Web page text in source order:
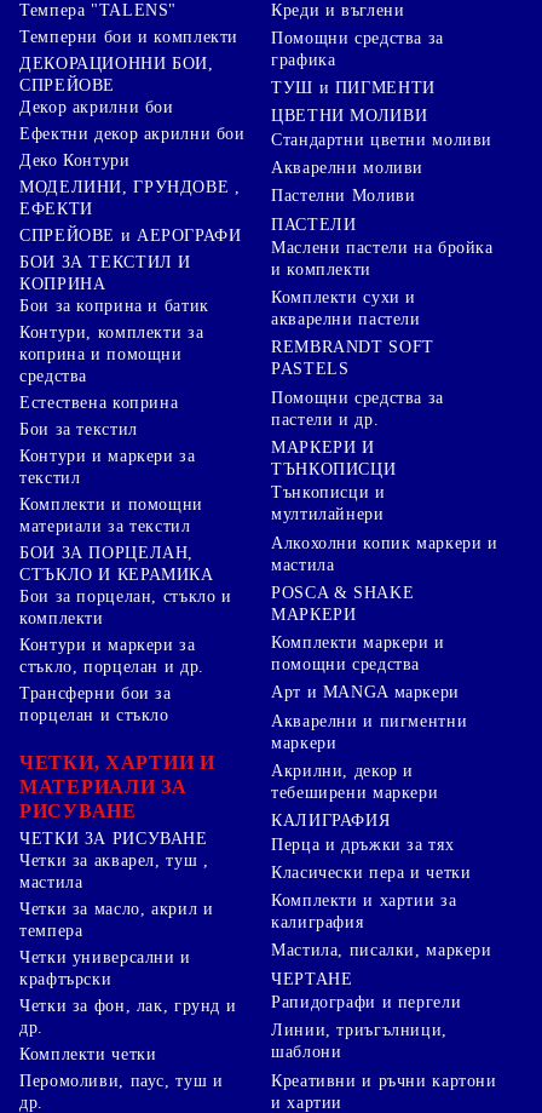
Темпера "TALENS"
Темперни бои и комплекти
ДЕКОРАЦИОННИ БОИ,
СПРЕЙОВЕ
Декор акрилни бои
Ефектни декор акрилни бои
Деко Контури
МОДЕЛИНИ, ГРУНДОВЕ ,
ЕФЕКТИ
СПРЕЙОВЕ и АЕРОГРАФИ
БОИ ЗА ТЕКСТИЛ И
КОПРИНА
Бои за коприна и батик
Контури, комплекти за
коприна и помощни
средства
Естествена коприна
Бои за текстил
Контури и маркери за
текстил
Комплекти и помощни
материали за текстил
БОИ ЗА ПОРЦЕЛАН,
СТЪКЛО И КЕРАМИКА
Бои за порцелан, стъкло и
комплекти
Контури и маркери за
стъкло, порцелан и др.
Трансферни бои за
порцелан и стъкло
ЧЕТКИ, ХАРТИИ И
МАТЕРИАЛИ ЗА
РИСУВАНЕ
ЧЕТКИ ЗА РИСУВАНЕ
Четки за акварел, туш ,
мастила
Четки за масло, акрил и
темпера
Четки универсални и
крафтърски
Четки за фон, лак, грунд и
др.
Комплекти четки
Креди и въглени
Помощни средства за
графика
ТУШ и ПИГМЕНТИ
ЦВЕТНИ МОЛИВИ
Стандартни цветни моливи
Акварелни моливи
Пастелни Моливи
ПАСТЕЛИ
Маслени пастели на бройка
и комплекти
Комплекти сухи и
акварелни пастели
REMBRANDT SOFT
PASTELS
Помощни средства за
пастели и др.
МАРКЕРИ И
ТЪНКОПИСЦИ
Тънкописци и
мултилайнери
Алкохолни копик маркери и
мастила
POSCA & SHAKE
МАРКЕРИ
Комплекти маркери и
помощни средства
Арт и MANGA маркери
Акварелни и пигментни
маркери
Акрилни, декор и
тебеширени маркери
КАЛИГРАФИЯ
Перца и дръжки за тях
Класически пера и четки
Комплекти и хартии за
калиграфия
Мастила, писалки, маркери
ЧЕРТАНЕ
Рапидографи и пергели
Линии, триъгълници,
шаблони
Перомоливи, паус, туш и
др.
Креативни и ръчни картони
и хартии